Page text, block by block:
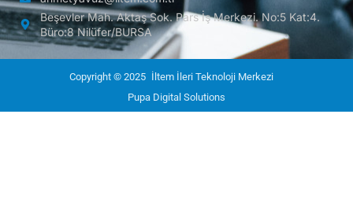
Beşevler Mah. Aktaş Sok. Pars İş Merkezi. No:5 Kat:4.
Büro:8 Nilüfer/BURSA
Copyright © 2025 İltem İleri Teknoloji Merkezi
Pupa Digital Solutions